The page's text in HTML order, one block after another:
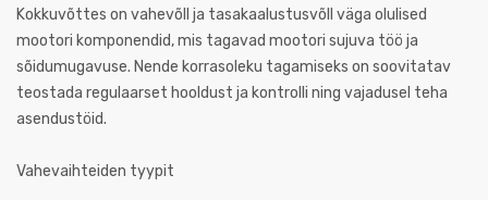
Kokkuvõttes on vahevõll ja tasakaalustusvõll väga olulised
mootori komponendid, mis tagavad mootori sujuva töö ja
sõidumugavuse. Nende korrasoleku tagamiseks on soovitatav
teostada regulaarset hooldust ja kontrolli ning vajadusel teha
asendustöid.
Vahevaihteiden tyypit